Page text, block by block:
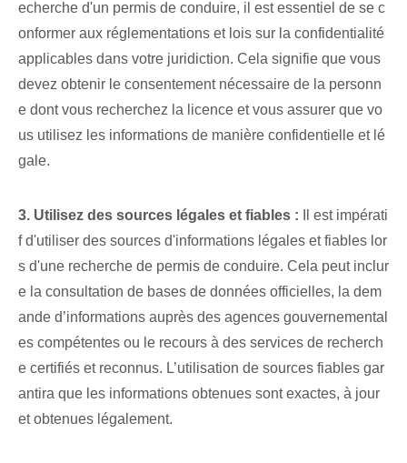
echerche d'un permis de conduire, il est essentiel de se c
onformer aux réglementations et lois sur la confidentialité
applicables dans votre juridiction. Cela signifie que vous
devez obtenir le consentement nécessaire de la personn
e dont vous recherchez la licence et vous assurer que vo
us utilisez les informations de manière confidentielle et lé
gale.
3. Utilisez des sources légales et fiables : Il est impérati
f d'utiliser des sources d'informations légales et fiables lor
s d'une recherche de permis de conduire. Cela peut inclur
e la consultation de bases de données officielles, la dem
ande d’informations auprès des agences gouvernemental
es compétentes ou le recours à des services de recherch
e certifiés et reconnus. L’utilisation de sources fiables gar
antira que les informations obtenues sont exactes, à jour
et obtenues légalement.